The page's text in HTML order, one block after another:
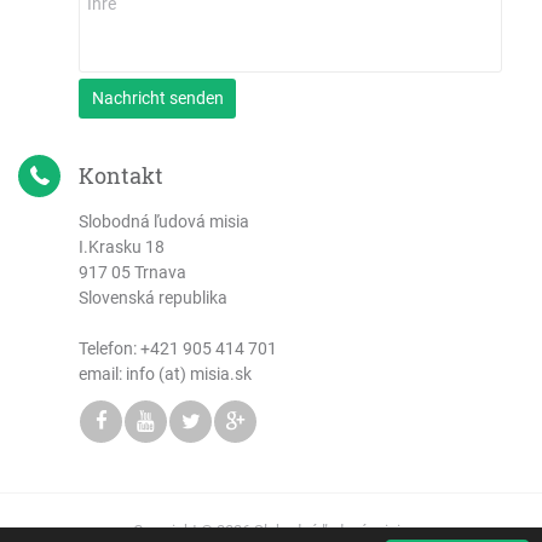
Nachricht senden
Kontakt
Slobodná ľudová misia
I.Krasku 18
917 05 Trnava
Slovenská republika
Telefon:+421 905 414 701
email: info (at) misia.sk
Copyright © 2026 Slobodná ľudová misia